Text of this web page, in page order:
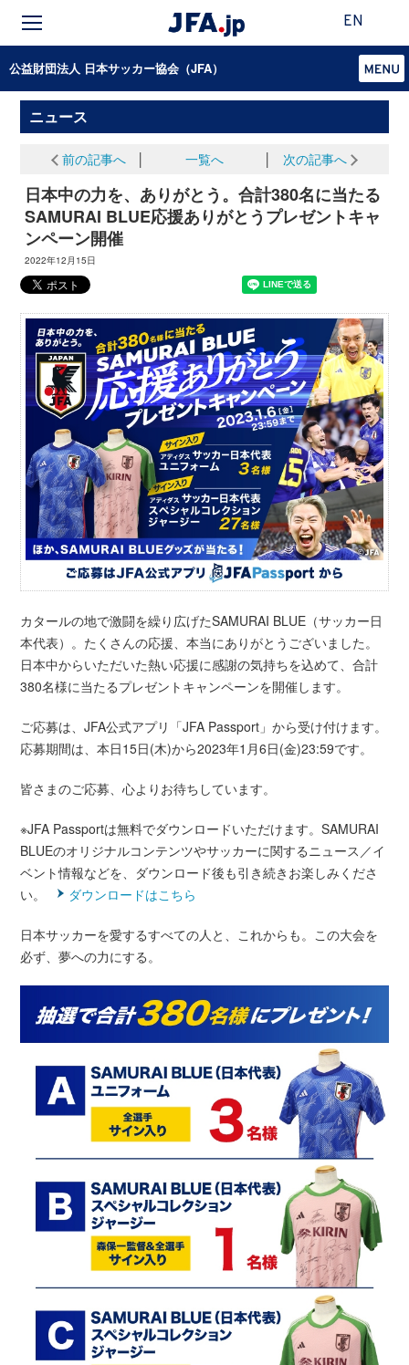
EN
公益財団法人 日本サッカー協会（JFA）
ニュース
前の記事へ 一覧へ 次の記事へ
日本中の力を、ありがとう。合計380名に当たる
SAMURAI BLUE応援ありがとうプレゼントキャ
ンペーン開催
2022年12月15日
カタールの地で激闘を繰り広げたSAMURAI BLUE（サッカー日
本代表）。たくさんの応援、本当にありがとうございました。
日本中からいただいた熱い応援に感謝の気持ちを込めて、合計
380名様に当たるプレゼントキャンペーンを開催します。
ご応募は、JFA公式アプリ「JFA Passport」から受け付けます。
応募期間は、本日15日(木)から2023年1月6日(金)23:59です。
皆さまのご応募、心よりお待ちしています。
※JFA Passportは無料でダウンロードいただけます。SAMURAI
BLUEのオリジナルコンテンツやサッカーに関するニュース／イ
ベント情報などを、ダウンロード後も引き続きお楽しみくださ
い。
ダウンロードはこちら
日本サッカーを愛するすべての人と、これからも。この大会を
必ず、夢への力にする。